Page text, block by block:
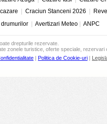
Craciun Stanceni 2026
Avertizari Meteo ANPC
drepturile rezervate.
zonele turistice, oferte speciale, rezervari
| Politica de Cookie-uri |